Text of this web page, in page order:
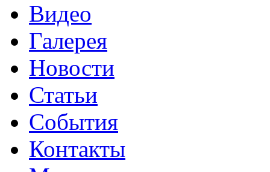
Видео
Галерея
Новости
Статьи
События
Контакты